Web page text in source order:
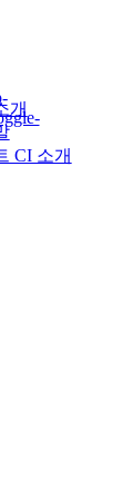
개
CI 소개